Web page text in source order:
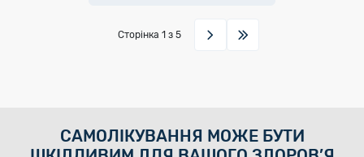
Сторінка 1 з 5
САМОЛІКУВАННЯ МОЖЕ БУТИ